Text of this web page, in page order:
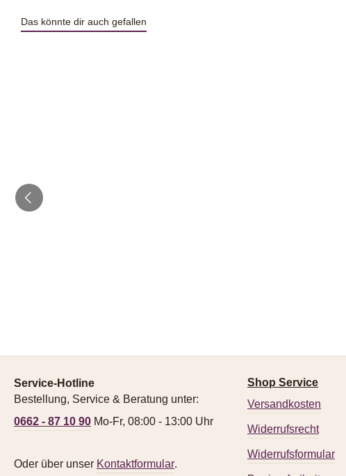
Das könnte dir auch gefallen
Service-Hotline
Bestellung, Service & Beratung unter:
0662 - 87 10 90 Mo-Fr, 08:00 - 13:00 Uhr
Oder über unser Kontaktformular.
Shop Service
Versandkosten
Widerrufsrecht
Widerrufsformular